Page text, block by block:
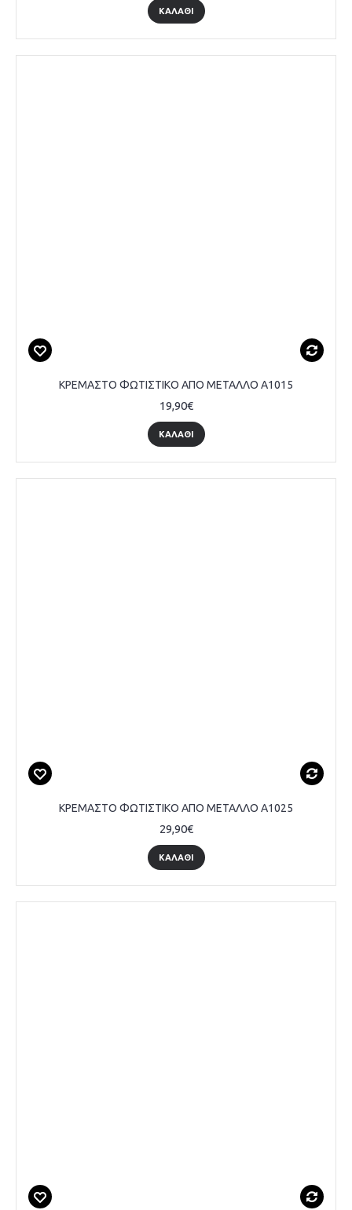
ΚΑΛΆΘΙ
ΚΡΕΜΑΣΤΟ ΦΩΤΙΣΤΙΚΟ ΑΠΟ ΜΕΤΑΛΛΟ A1015
19,90€
ΚΑΛΆΘΙ
ΚΡΕΜΑΣΤΟ ΦΩΤΙΣΤΙΚΟ ΑΠΟ ΜΕΤΑΛΛΟ A1025
29,90€
ΚΑΛΆΘΙ